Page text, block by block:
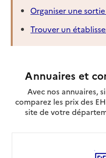
05 46 74 45 89
Contact
Source des données : Finess
Mis à jour le : 22/07/2026
Service autonomie à
Organiser une
Trouver un
Annuaires et
Avec nos annuaires,
comparez les prix des
site de votre